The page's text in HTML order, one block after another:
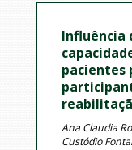
Influência
pacientes
Ana Claudia
Custódio